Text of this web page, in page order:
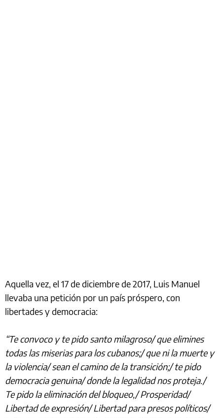
Aquella vez, el 17 de diciembre de 2017, Luis Manuel
llevaba una petición por un país próspero, con
libertades y democracia:
“Te convoco y te pido santo milagroso/ que elimines
todas las miserias para los cubanos;/ que ni la muerte y
la violencia/ sean el camino de la transición;/ te pido
democracia genuina/ donde la legalidad nos proteja./
Te pido la eliminación del bloqueo,/ Prosperidad/
Libertad de expresión/ Libertad para presos políticos/